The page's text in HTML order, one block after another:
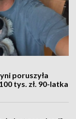
poruszyła
tys. zł. 90-latka